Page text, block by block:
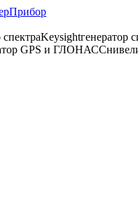
спектраKeysightгенератор
GPS и ГЛОНАСС